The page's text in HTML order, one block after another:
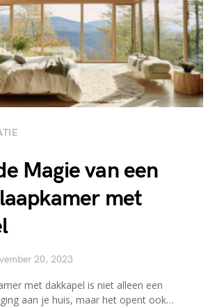
Magie van een
met
20, 2023
met dakkapel is niet alleen een
aan je huis, maar het opent ook…